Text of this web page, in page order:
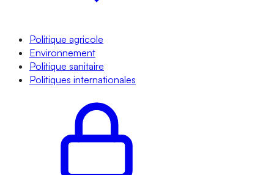
Politique agricole
Environnement
Politique sanitaire
Politiques internationales